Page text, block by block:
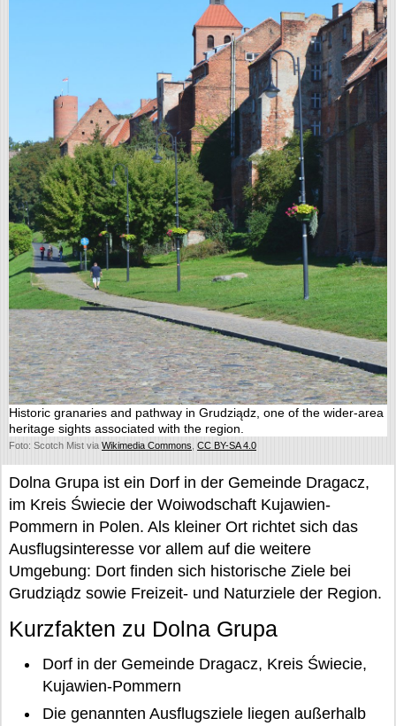
Historic granaries and pathway in Grudziądz, one of the wider-area
heritage sights associated with the region.
Foto: Scotch Mist via Wikimedia Commons CC BY-SA 4.0
Dolna Grupa ist ein Dorf in der Gemeinde Dragacz,
im Kreis Świecie der Woiwodschaft Kujawien-
Pommern in Polen. Als kleiner Ort richtet sich das
Ausflugsinteresse vor allem auf die weitere
Umgebung: Dort finden sich historische Ziele bei
Grudziądz sowie Freizeit- und Naturziele der Region.
Kurzfakten zu Dolna Grupa
Dorf in der Gemeinde Dragacz, Kreis Świecie,
Kujawien-Pommern
Die genannten Ausflugsziele liegen außerhalb